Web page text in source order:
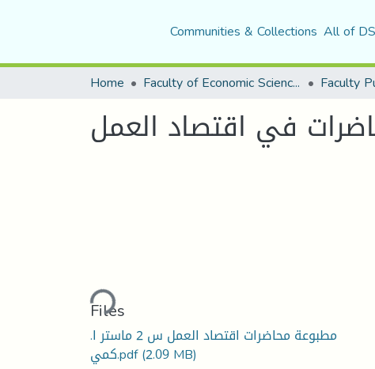
Communities & Collections All of
Home Faculty of Economic Sciences, Commerce and Management Sciences Faculty
في اقتصاد العمل
Loading...
Files
مطبوعة محاضرات اقتصاد العمل س 2 ماستر ا.
كمي.pdf(2.09 MB)